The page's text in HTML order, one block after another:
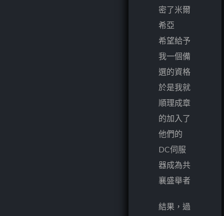
密了米爾
希亞
希望給予
我一個備
選的資格
於是我就
順理成章
的加入了
他們的
DC伺服
器成為共
襄盛舉者
結果，過